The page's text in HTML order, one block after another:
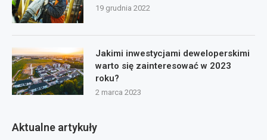
19 grudnia 2022
Jakimi inwestycjami deweloperskimi
warto się zainteresować w 2023
roku?
2 marca 2023
Aktualne artykuły